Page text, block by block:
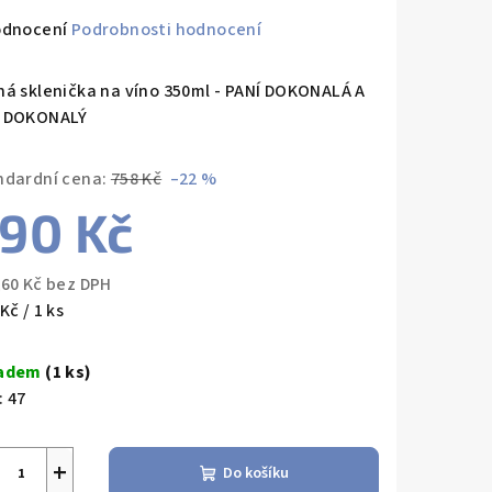
Podrobnosti hodnocení
sklenička na víno 350ml - PANÍ DOKONALÁ A
cena: 758 Kč –22 %
Kč
Kč bez DPH
/ 1 ks
(1 ks)
47
+ Do košíku